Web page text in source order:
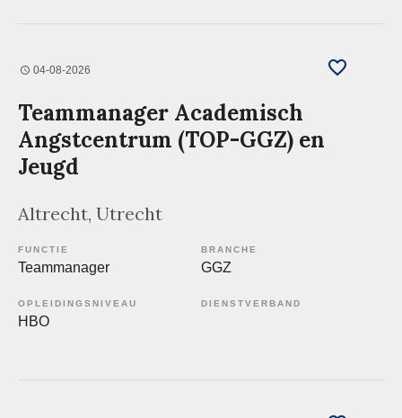
04-08-2026
Teammanager Academisch
Angstcentrum (TOP-GGZ) en
Jeugd
Altrecht, Utrecht
FUNCTIE
Teammanager
BRANCHE
GGZ
OPLEIDINGSNIVEAU
HBO
DIENSTVERBAND